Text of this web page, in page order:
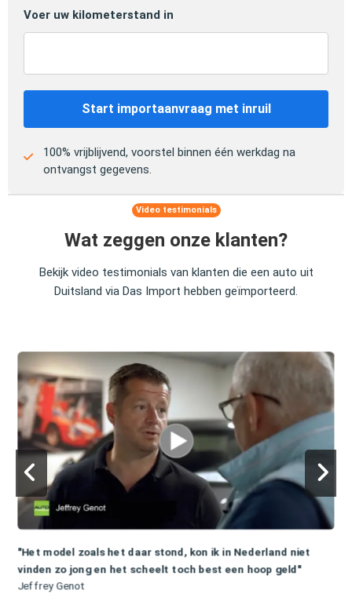
Voer uw kilometerstand in
Start importaanvraag met inruil
100% vrijblijvend, voorstel binnen één werkdag na
ontvangst gegevens.
Video testimonials
Wat zeggen onze klanten?
Bekijk video testimonials van klanten die een auto uit
Duitsland via Das Import hebben geïmporteerd.
"Het model zoals het daar stond, kon ik in Nederland niet
vinden zo jong en het scheelt toch best een hoop geld"
Jeffrey Genot